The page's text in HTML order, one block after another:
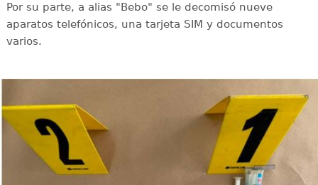
Por su parte, a alias "Bebo" se le decomisó nueve
aparatos telefónicos, una tarjeta SIM y documentos
varios.